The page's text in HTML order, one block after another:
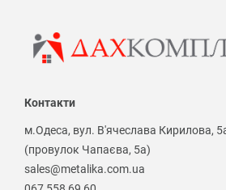
Контакти
м.Одеса, вул. В'ячеслава Кирилова,
(провулок Чапаєва, 5а)
sales@metalika.com.ua